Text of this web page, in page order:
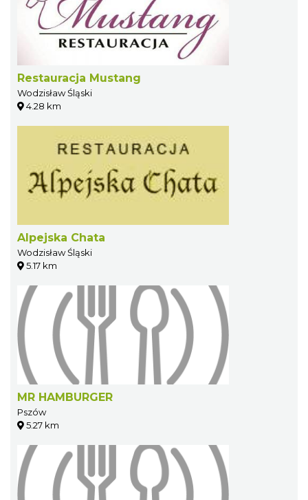
Restauracja Mustang
Wodzisław Śląski
4.28 km
Alpejska Chata
Wodzisław Śląski
5.17 km
MR HAMBURGER
Pszów
5.27 km